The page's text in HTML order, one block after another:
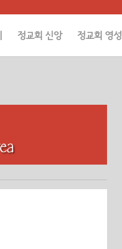
정교회 신앙 정교회 영성